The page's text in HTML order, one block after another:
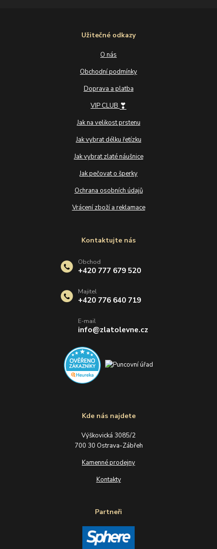
Užitečné odkazy
O nás
Obchodní podmínky
Doprava a platba
VIP CLUB ❣
Jak na velikost prstenu
Jak vybrat délku řetízku
Jak vybrat zlaté náušnice
Jak pečovat o šperky
Ochrana osobních údajů
Vrácení zboží a reklamace
Kde nás najdete
Výškovická 3085/2
700 30 Ostrava-Zábřeh
Kamenné prodejny
Kontakty
Partneři
Kontaktujte nás
Obchod
+420 777 679 520
Majitel
+420 776 640 719
E-mail
info@zlatolevne.cz